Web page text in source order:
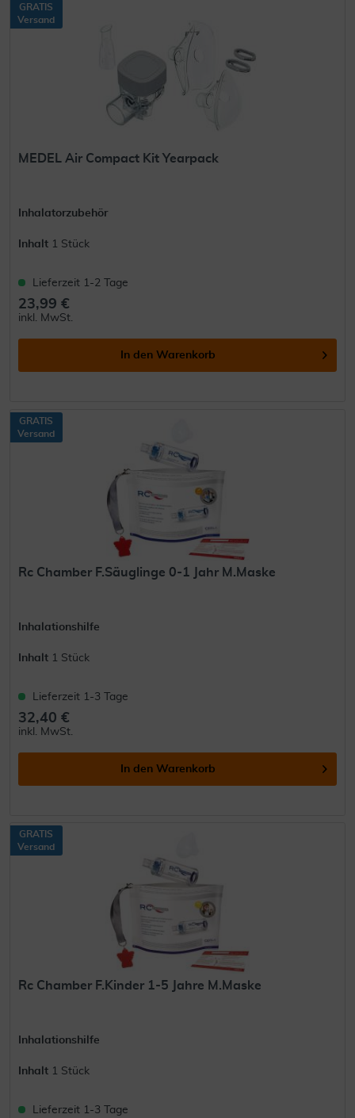
GRATIS
Versand
MEDEL Air Compact Kit Yearpack
Inhalatorzubehör
Inhalt 1 Stück
Lieferzeit 1-2 Tage
23,99 €
inkl. MwSt.
In den Warenkorb
GRATIS
Versand
Rc Chamber F.Säuglinge 0-1 Jahr M.Maske
Inhalationshilfe
Inhalt 1 Stück
Lieferzeit 1-3 Tage
32,40 €
inkl. MwSt.
In den Warenkorb
GRATIS
Versand
Rc Chamber F.Kinder 1-5 Jahre M.Maske
Inhalationshilfe
Inhalt 1 Stück
Lieferzeit 1-3 Tage